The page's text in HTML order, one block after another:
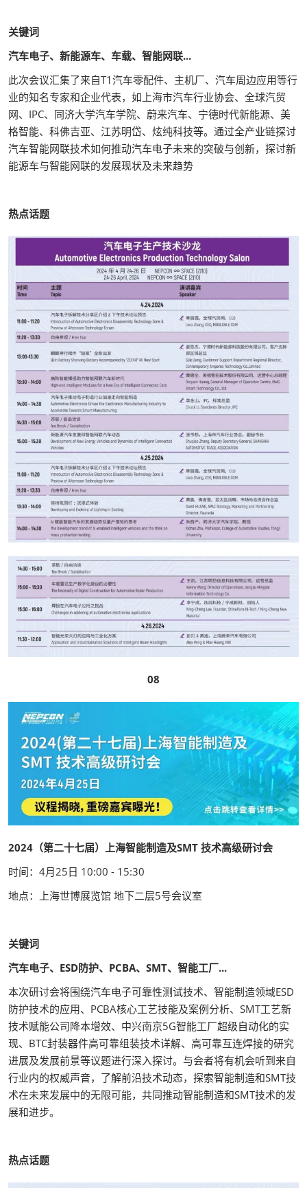
关键词
汽车电子、新能源车、车载、智能网联...
此次会议汇集了来自T1汽车零配件、主机厂、汽车周边应用等行
业的知名专家和企业代表，如上海市汽车行业协会、全球汽贸
网、IPC、同济大学汽车学院、蔚来汽车、宁德时代新能源、美
格智能、科佛吉亚、江苏明岱、炫纯科技等。通过全产业链探讨
汽车智能网联技术如何推动汽车电子未来的突破与创新，探讨新
能源车与智能网联的发展现状及未来趋势
热点话题
08
2024（第二十七届）上海智能制造及SMT 技术高级研讨会
时间：4月25日 10:00 - 15:30
地点：上海世博展览馆 地下二层5号会议室
关键词
汽车电子、ESD防护、PCBA、SMT、智能工厂...
本次研讨会将围绕汽车电子可靠性测试技术、智能制造领域ESD
防护技术的应用、PCBA核心工艺技能及案例分析、SMT工艺新
技术赋能公司降本增效、中兴南京5G智能工厂超级自动化的实
现、BTC封装器件高可靠组装技术详解、高可靠互连焊接的研究
进展及发展前景等议题进行深入探讨。与会者将有机会听到来自
行业内的权威声音，了解前沿技术动态，探索智能制造和SMT技
术在未来发展中的无限可能，共同推动智能制造和SMT技术的发
展和进步。
热点话题